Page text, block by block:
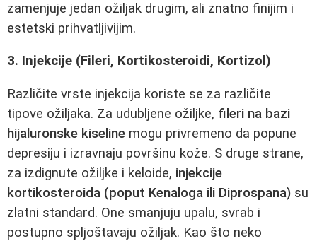
zamenjuje jedan ožiljak drugim, ali znatno finijim i
estetski prihvatljivijim.
3. Injekcije (Fileri, Kortikosteroidi, Kortizol)
Različite vrste injekcija koriste se za različite
tipove ožiljaka. Za udubljene ožiljke, fileri na bazi
hijaluronske kiseline mogu privremeno da popune
depresiju i izravnaju površinu kože. S druge strane,
za izdignute ožiljke i keloide, injekcije
kortikosteroida (poput Kenaloga ili Diprospana) su
zlatni standard. One smanjuju upalu, svrab i
postupno spljoštavaju ožiljak. Kao što neko